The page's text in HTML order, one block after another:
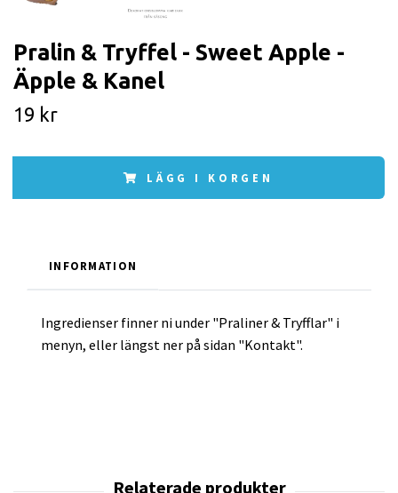
Pralin & Tryffel - Sweet Apple -
Äpple & Kanel
19 kr
LÄGG I KORGEN
INFORMATION
Ingredienser finner ni under "Praliner & Tryfflar" i
menyn, eller längst ner på sidan "Kontakt".